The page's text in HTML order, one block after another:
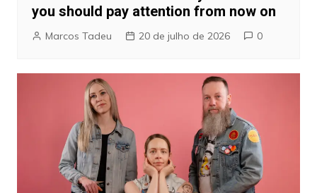
you should pay attention from now on
Marcos Tadeu 20 de julho de 2026 0